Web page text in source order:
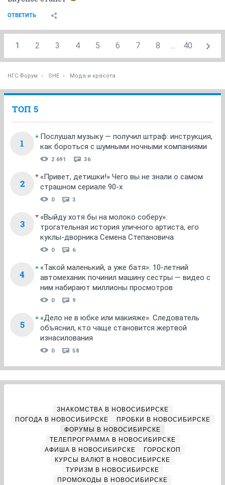
ОТВЕТИТЬ
1 2 3 4 5 6 7 8 ... 40
НГС.Форум SHE Мода и красота
ТОП 5
1
Послушал музыку — получил штраф: инструкция,
как бороться с шумными ночными компаниями
2 691 36
2
«Привет, детишки!» Чего вы не знали о самом
страшном сериале 90-х
0 3
3
«Выйду хотя бы на молоко соберу»:
трогательная история уличного артиста, его
куклы-дворника Семена Степановича
0 6
4
«Такой маленький, а уже батя»: 10-летний
автомеханик починил машину сестры — видео с
ним набирают миллионы просмотров
0 9
5
«Дело не в юбке или макияже». Следователь
объяснил, кто чаще становится жертвой
изнасилования
0 58
ЗНАКОМСТВА В НОВОСИБИРСКЕ
ПОГОДА В НОВОСИБИРСКЕ
ПРОБКИ В НОВОСИБИРСКЕ
ФОРУМЫ В НОВОСИБИРСКЕ
ТЕЛЕПРОГРАММА В НОВОСИБИРСКЕ
АФИША В НОВОСИБИРСКЕ
ГОРОСКОП
КУРСЫ ВАЛЮТ В НОВОСИБИРСКЕ
ТУРИЗМ В НОВОСИБИРСКЕ
ПРОМОКОДЫ В НОВОСИБИРСКЕ